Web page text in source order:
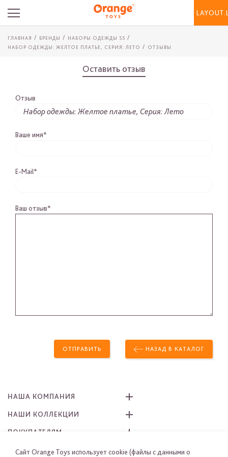
ГЛАВНАЯ БРЕНДЫ
НАБОРЫ ОДЕЖДЫ SS
НАБОР ОДЕЖДЫ: ЖЕЛТОЕ ПЛАТЬЕ, СЕРИЯ: ЛЕТО
ОТЗЫВЫ
Оставить отзыв
Отзыв
Ваше имя*
E-Mail*
Ваш отзыв*
НАЗАД В КАТАЛОГ
ОТПРАВИТЬ
НАША КОМПАНИЯ
НАШИ КОЛЛЕКЦИИ
ПОКУПАТЕЛЯМ
КАК ЗАКАЗАТЬ
Сайт Orange Toys использует cookie (файлы с данными о